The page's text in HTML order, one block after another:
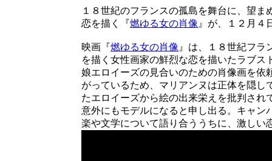
１８世紀のフランスの孤島を舞台に、望
恋を描く『燃ゆる女の肖像 』が、１２月４
映画『燃ゆる女の肖像 』は、１８世紀フラ
を描く女性画家の鮮烈な恋を描いたラブ
娘エロイーズの見合いのための肖像画を
がっているため、マリアンヌは正体を隠
たエロイーズから絵の出来栄えを批判さ
意外にもモデルになると申し出る。キャ
楽や文学について語り合ううちに、激し